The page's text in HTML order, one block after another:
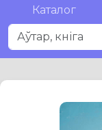
Каталог